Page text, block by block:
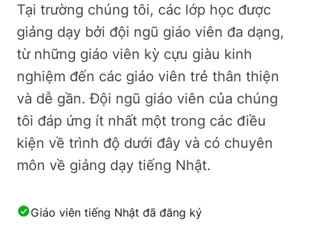
Tại trường chúng tôi, các lớp học được
giảng dạy bởi đội ngũ giáo viên đa dạng,
từ những giáo viên kỳ cựu giàu kinh
nghiệm đến các giáo viên trẻ thân thiện
và dễ gần. Đội ngũ giáo viên của chúng
tôi đáp ứng ít nhất một trong các điều
kiện về trình độ dưới đây và có chuyên
môn về giảng dạy tiếng Nhật.
Giáo viên tiếng Nhật đã đăng ký